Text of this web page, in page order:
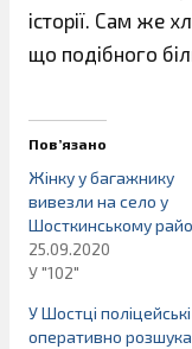
історії. Сам же
що подібного
Пов’язано
Жінку у багажнику
вивезли на село у
Шосткинському
25.09.2020
У "102"
У Шостці поліцейські
оперативно